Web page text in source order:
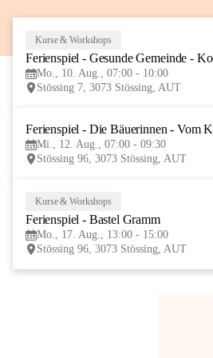
Kurse & Workshops
Ferienspiel - Gesunde Gemeinde -
Mo., 10. Aug., 07:00 - 10:00
Stössing 7, 3073 Stössing, AUT
Ferienspiel - Die Bäuerinnen - Vom
Mi., 12. Aug., 07:00 - 09:30
Stössing 96, 3073 Stössing, AUT
Kurse & Workshops
Ferienspiel - Bastel Gramm
Mo., 17. Aug., 13:00 - 15:00
Stössing 96, 3073 Stössing, AUT